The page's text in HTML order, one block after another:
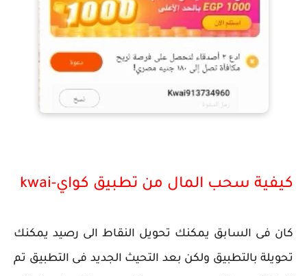
كيفية سحب المال من تطبيق كواي-kwai
كان فى السابق يمكنك تحويل النقاط الى رصيد يمكنك
تحويلة بالتطبيق ولكن بعد التحيث الجديد فى التطبيق تم